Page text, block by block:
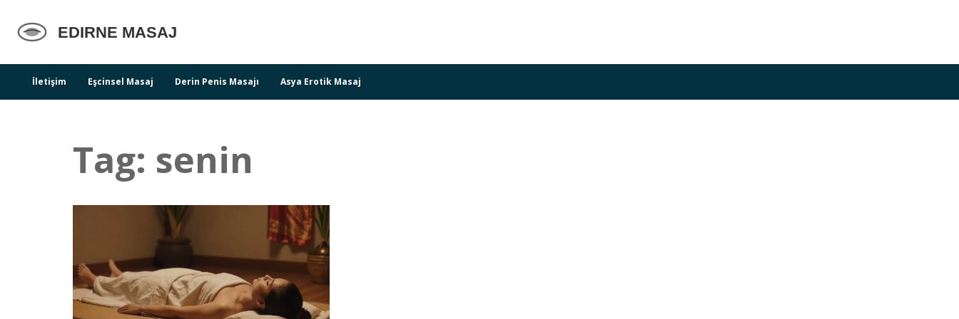
İletişim Eşcinsel Masaj Derin Penis Masajı Asya Erotik Masaj
Tag: senin